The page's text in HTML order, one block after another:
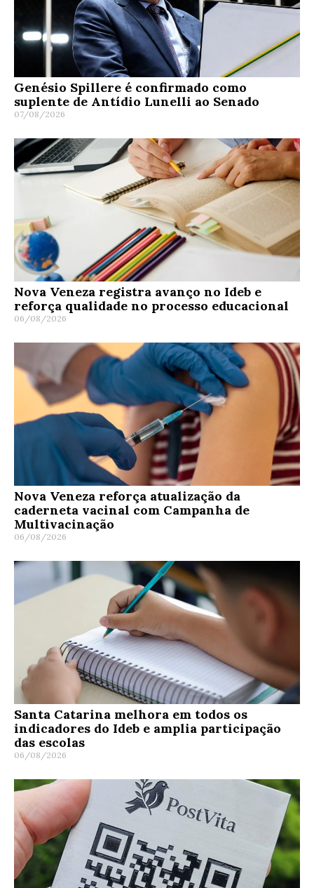
Genésio Spillere é confirmado como
suplente de Antídio Lunelli ao Senado
07/08/2026
Nova Veneza registra avanço no Ideb e
reforça qualidade no processo educacional
06/08/2026
Nova Veneza reforça atualização da
caderneta vacinal com Campanha de
Multivacinação
06/08/2026
Santa Catarina melhora em todos os
indicadores do Ideb e amplia participação
das escolas
06/08/2026